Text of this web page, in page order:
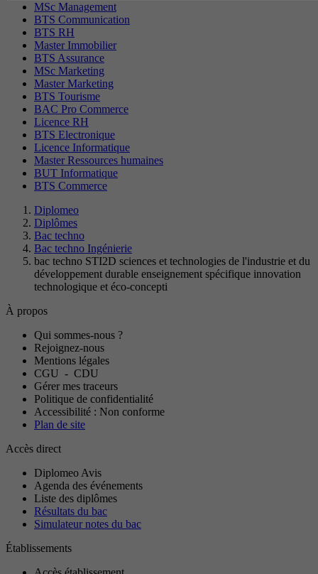
MSc Management
BTS Communication
BTS RH
Master Immobilier
BTS Assurance
MSc Marketing
Master Marketing
BTS Tourisme
BAC Pro Commerce
Licence RH
BTS Electronique
Licence Informatique
Master Ressources humaines
BUT Informatique
BTS Commerce
Diplomeo
Diplômes
Bac techno
Bac techno Ingénierie
bac techno STI2D sciences et technologies de l'industrie et du
développement durable enseignement spécifique innovation
technologique et éco-concepti
À propos
Qui sommes-nous ?
Rejoignez-nous
Mentions légales
CGU - CDU
Gérer mes traceurs
Politique de confidentialité
Accessibilité : Non conforme
Plan de site
Accès direct
Diplomeo Avis
Agenda des événements
Liste des diplômes
Résultats du bac
Simulateur notes du bac
Établissements